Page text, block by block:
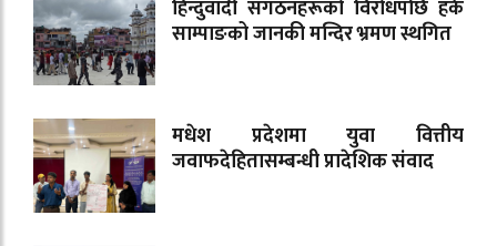
हिन्दुवादी संगठनहरूको विरोधपछि हर्क
साम्पाङको जानकी मन्दिर भ्रमण स्थगित
मधेश प्रदेशमा युवा वित्तीय
जवाफदेहितासम्बन्धी प्रादेशिक संवाद